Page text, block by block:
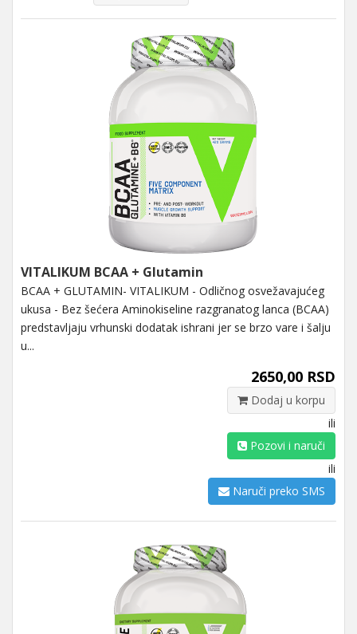
VITALIKUM BCAA + Glutamin
BCAA + GLUTAMIN- VITALIKUM - Odličnog osvežavajućeg
ukusa - Bez šećera Aminokiseline razgranatog lanca (BCAA)
predstavljaju vrhunski dodatak ishrani jer se brzo vare i šalju
u...
2650,00 RSD
Dodaj u korpu
ili
Pozovi i naruči
ili
Naruči preko SMS